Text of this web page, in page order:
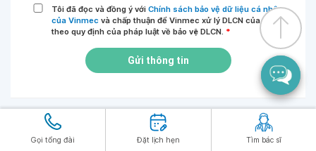
Tôi đã đọc và đồng ý với Chính sách bảo vệ dữ liệu cá nhân
của Vinmec và chấp thuận để Vinmec xử lý DLCN của tôi
theo quy định của pháp luật về bảo vệ DLCN. *
Gửi thông tin
Gọi tổng đài Đặt lịch hẹn Tìm bác sĩ